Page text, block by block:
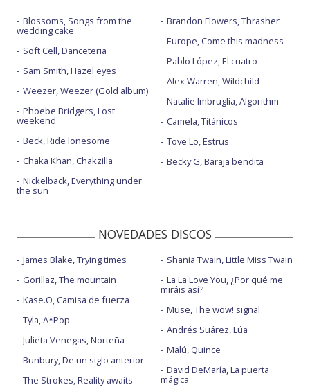
Blossoms, Songs from the
wedding cake
Soft Cell, Danceteria
Sam Smith, Hazel eyes
Weezer, Weezer (Gold album)
Phoebe Bridgers, Lost
weekend
Beck, Ride lonesome
Chaka Khan, Chakzilla
Nickelback, Everything under
the sun
Brandon Flowers, Thrasher
Europe, Come this madness
Pablo López, El cuatro
Alex Warren, Wildchild
Natalie Imbruglia, Algorithm
Camela, Titánicos
Tove Lo, Estrus
Becky G, Baraja bendita
NOVEDADES DISCOS
James Blake, Trying times
Gorillaz, The mountain
Kase.O, Camisa de fuerza
Tyla, A*Pop
Julieta Venegas, Norteña
Bunbury, De un siglo anterior
The Strokes, Reality awaits
Shania Twain, Little Miss Twain
La La Love You, ¿Por qué me
miráis así?
Muse, The wow! signal
Andrés Suárez, Lúa
Malú, Quince
David DeMaría, La puerta
mágica